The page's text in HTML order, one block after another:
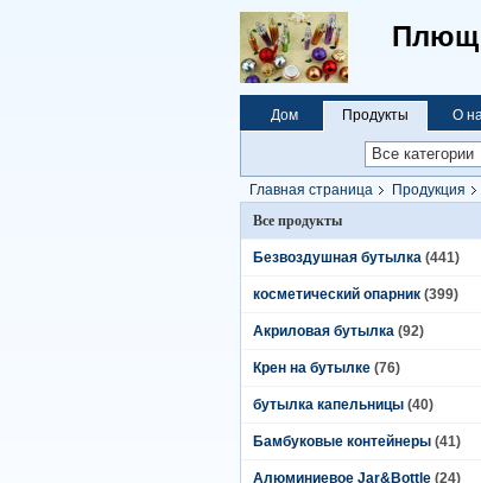
Плющ
Дом Продукты О
Главная страница Продукция
bo бутылки лосьона сливк ленты
Все продукты
Безвоздушная бутылка (441)
косметический опарник (399)
Акриловая бутылка (92)
Крен на бутылке (76)
бутылка капельницы (40)
Бамбуковые контейнеры (41)
Алюминиевое Jar&Bottle (24)